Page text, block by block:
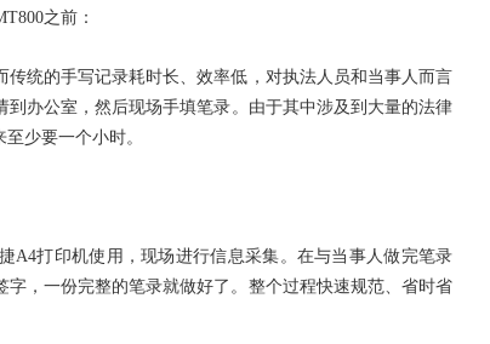
之前：
统的手写记录耗时长、效率低，对执法人员和当事人而言
办公室，然后现场手填笔录。由于其中涉及到大量的法律
少要一个小时。
A4打印机使用，现场进行信息采集。在与当事人做完笔录
，一份完整的笔录就做好了。整个过程快速规范、省时省